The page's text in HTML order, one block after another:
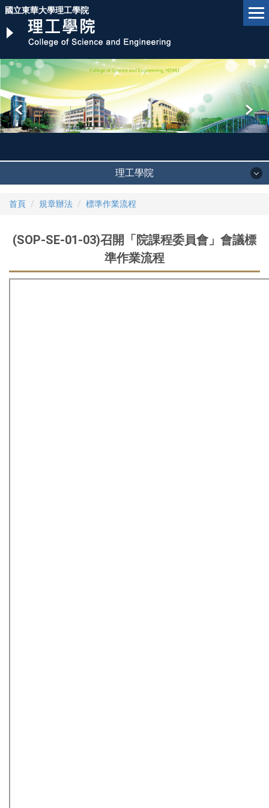
跳
主
內
國立東華大學理工學院
理工學院
首頁 規章辦法 標準作業流程
(SOP-SE-01-03)召開「院課程委員會」會議標
準作業流程